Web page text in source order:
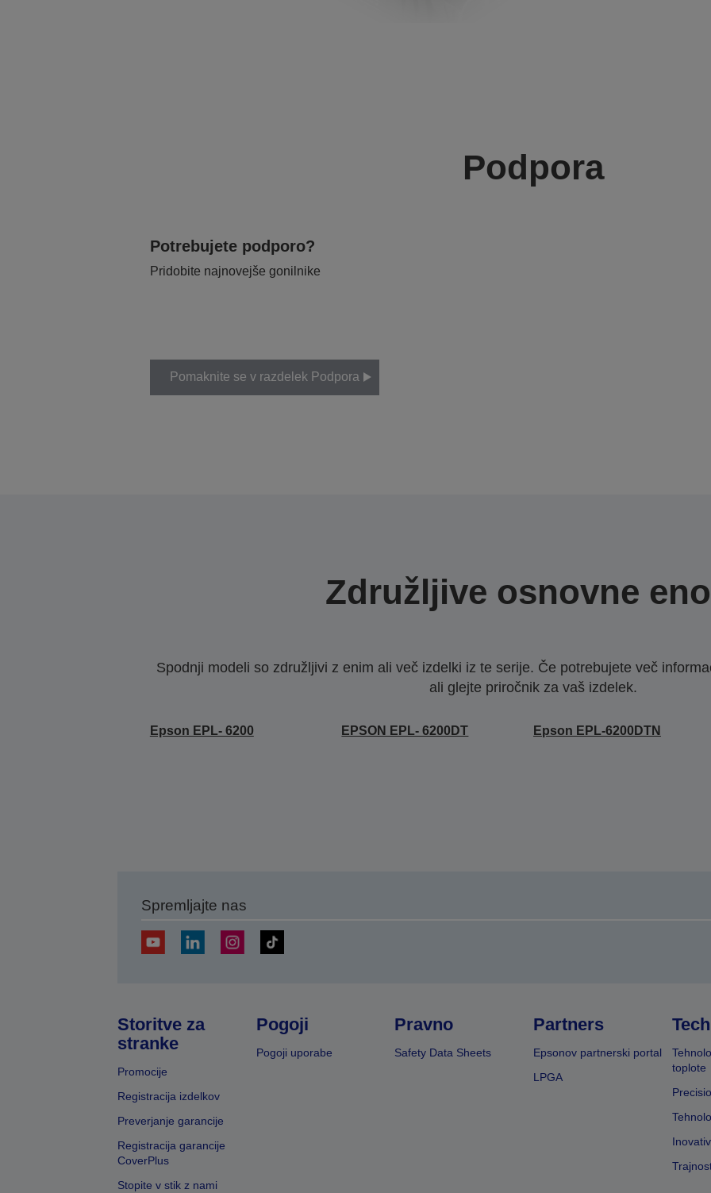
Podpora
Potrebujete podporo?
Pridobite najnovejše gonilnike
Pomaknite se v razdelek Podpora
Združljive osnovne
Spodnji modeli so združljivi z enim ali več izdelki iz te serije. Če potrebujete več
ali glejte priročnik za vaš izdelek.
Epson EPL- 6200 EPSON EPL- 6200DT Epson EPL-6200DTN
Spremljajte nas
Storitve za
stranke
Promocije
Registracija izdelkov
Preverjanje garancije
Registracija garancije
CoverPlus
Stopite v stik z nami
Pogoji
Pogoji uporabe
Pravno
Safety Data Sheets
Partners
Epsonov partnerski portal
LPGA
toplote